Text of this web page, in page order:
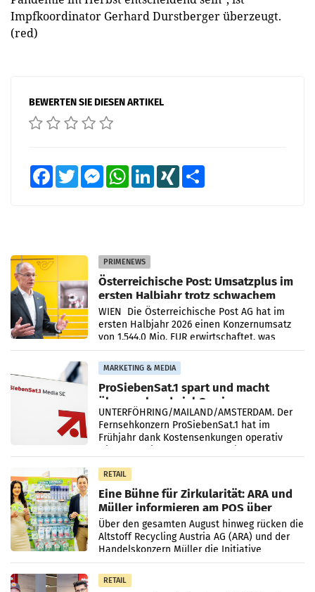
Impfkoordinator Gerhard Durstberger überzeugt.
(red)
BEWERTEN SIE DIESEN ARTIKEL
FacebookTwitter MessengerWhatsAppLinkedInXING
PRIMENEWS
Österreichische Post: Umsatzplus im
ersten Halbjahr trotz schwachem
Briefgeschäft
WIEN Die Österreichische Post AG hat im
ersten Halbjahr 2026 einen Konzernumsatz
von 1.544,0 Mio. EUR erwirtschaftet, was
einem Plus von 3,8 Prozent gegenüber dem
Vergleichszeitraum
MARKETING & MEDIA
ProSiebenSat.1 spart und macht
überraschend viel Gewinn
UNTERFÖHRING/MAILAND/AMSTERDAM. Der
Fernsehkonzern ProSiebenSat.1 hat im
Frühjahr dank Kostensenkungen operativ
RETAIL
Eine Bühne für Zirkularität: ARA und
Müller informieren am POS über
Kreislauffähigkeit
Über den gesamten August hinweg rücken die
Altstoff Recycling Austria AG (ARA) und der
Handelskonzern Müller die Initiative
„Kreislauf-Helden“ in allen österreichischen
Müller-Filialen
RETAIL